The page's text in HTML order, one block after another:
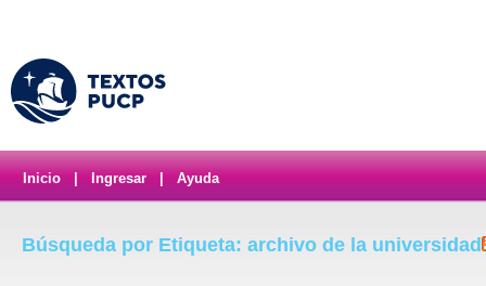
Inicio Ingresar Ayuda
Búsqueda por Etiqueta: archivo de la universidad